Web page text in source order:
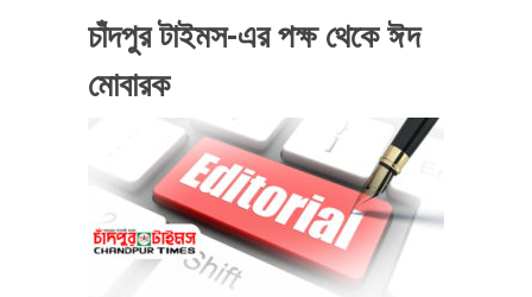
চাঁদপুর টাইমস-এর পক্ষ থেকে ঈদ
মোবারক